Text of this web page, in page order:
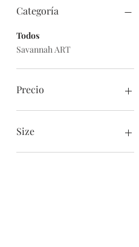
Categoría
Todos
Savannah ART
Precio
9 US$
Size
Default